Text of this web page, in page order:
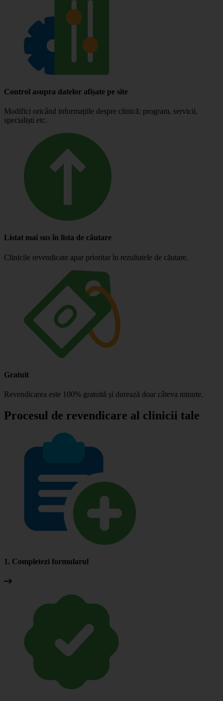
Control asupra datelor afișate pe site
Modifici oricând informațiile despre clinică: program, servicii,
specialiști etc.
Listat mai sus în lista de căutare
Clinicile revendicate apar prioritar în rezultatele de căutare.
Gratuit
Revendicarea este 100% gratuită și durează doar câteva minute.
Procesul de revendicare al clinicii tale
1. Completezi formularul